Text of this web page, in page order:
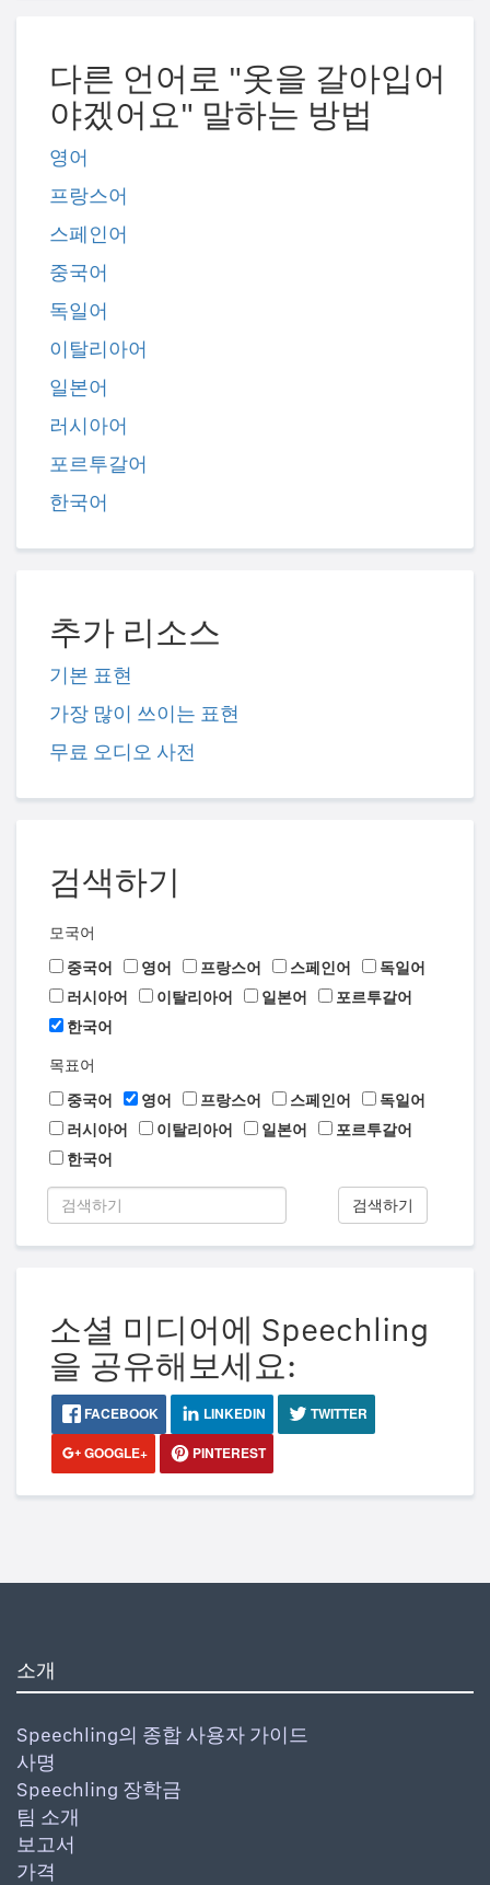
다른 언어로 "옷을 갈아입어
야겠어요" 말하는 방법
영어
프랑스어
스페인어
중국어
독일어
이탈리아어
일본어
러시아어
포르투갈어
한국어
추가 리소스
기본 표현
가장 많이 쓰이는 표현
무료 오디오 사전
검색하기
모국어
중국어
영어 프랑스어 스페인어
독일어
러시아어
이탈리아어 일본어
포르투갈어
한국어
목표어
중국어
영어 프랑스어 스페인어
독일어
러시아어
이탈리아어 일본어
포르투갈어
한국어
검색하기
소셜 미디어에 Speechling
을 공유해보세요:
FACEBOOK LINKEDIN
TWITTER
GOOGLE+
PINTEREST
소개
Speechling의 종합 사용자 가이드
사명
Speechling 장학금
팀 소개
보고서
가격